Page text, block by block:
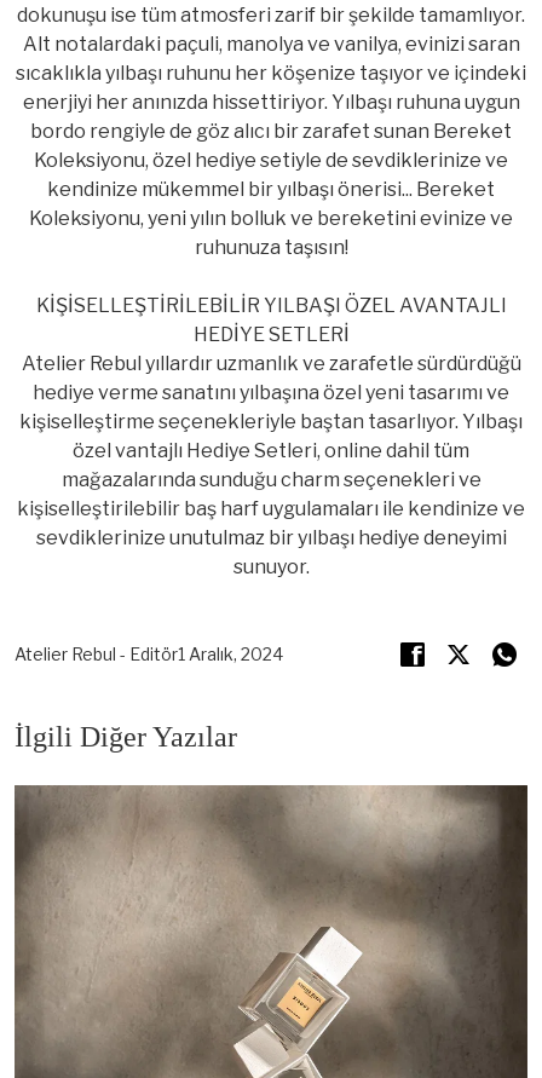
dokunuşu ise tüm atmosferi zarif bir şekilde tamamlıyor.
Alt notalardaki paçuli, manolya ve vanilya, evinizi saran
sıcaklıkla yılbaşı ruhunu her köşenize taşıyor ve içindeki
enerjiyi her anınızda hissettiriyor. Yılbaşı ruhuna uygun
bordo rengiyle de göz alıcı bir zarafet sunan Bereket
Koleksiyonu, özel hediye setiyle de sevdiklerinize ve
kendinize mükemmel bir yılbaşı önerisi... Bereket
Koleksiyonu, yeni yılın bolluk ve bereketini evinize ve
ruhunuza taşısın!
KİŞİSELLEŞTİRİLEBİLİR YILBAŞI ÖZEL AVANTAJLI
HEDİYE SETLERİ
Atelier Rebul yıllardır uzmanlık ve zarafetle sürdürdüğü
hediye verme sanatını yılbaşına özel yeni tasarımı ve
kişiselleştirme seçenekleriyle baştan tasarlıyor. Yılbaşı
özel vantajlı Hediye Setleri, online dahil tüm
mağazalarında sunduğu charm seçenekleri ve
kişiselleştirilebilir baş harf uygulamaları ile kendinize ve
sevdiklerinize unutulmaz bir yılbaşı hediye deneyimi
sunuyor.
Atelier Rebul - Editör1 Aralık, 2024
İlgili Diğer Yazılar